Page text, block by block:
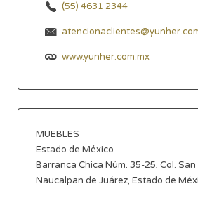
(55) 4631 2344
www.yunher.com.mx
MUEBLES
Estado de México
Barranca Chica Núm. 35-25, Col.
Naucalpan de Juárez, Estado de